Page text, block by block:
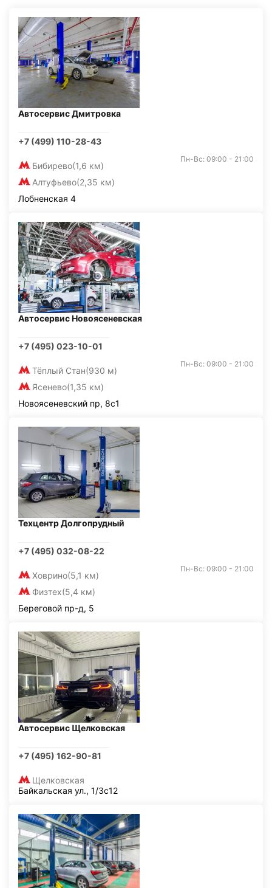
Автосервис Дмитровка
+7 (499) 110-28-43
Бибирево(1,6 км)
Алтуфьево(2,35 км)
Пн-Вс: 09:00 - 21:00
Лобненская 4
Автосервис Новоясеневская
+7 (495) 023-10-01
Тёплый Стан(930 м)
Ясенево(1,35 км)
Пн-Вс: 09:00 - 21:00
Новоясеневский пр, 8с1
Техцентр Долгопрудный
+7 (495) 032-08-22
Ховрино(5,1 км)
Физтех(5,4 км)
Пн-Вс: 09:00 - 21:00
Береговой пр-д, 5
Автосервис Щелковская
+7 (495) 162-90-81
Щелковская
Байкальская ул., 1/3с12